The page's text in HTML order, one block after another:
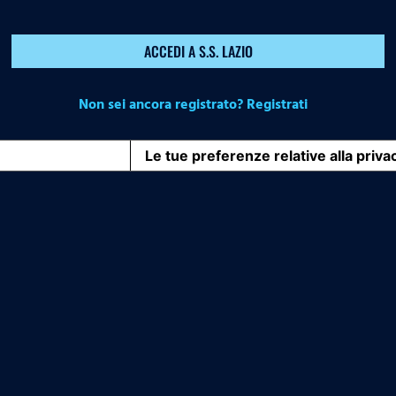
ACCEDI A S.S. LAZIO
Non sei ancora registrato? Registrati
Le tue preferenze relative alla